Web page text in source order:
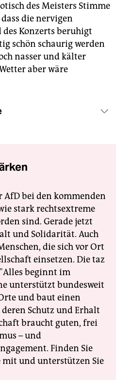
des Meisters Stimme
die nervigen
Konzerts beruhigt
schön schaurig werden
nasser und kälter
aber wäre
AfD bei den kommenden
stark rechtsextreme
sind. Gerade jetzt
und Solidarität. Auch
die sich vor Ort
einsetzen. Die taz
beginnt im
unterstützt bundesweit
und baut einen
Schutz und Erhalt
braucht guten, frei
– und
Finden Sie
mit und unterstützen Sie